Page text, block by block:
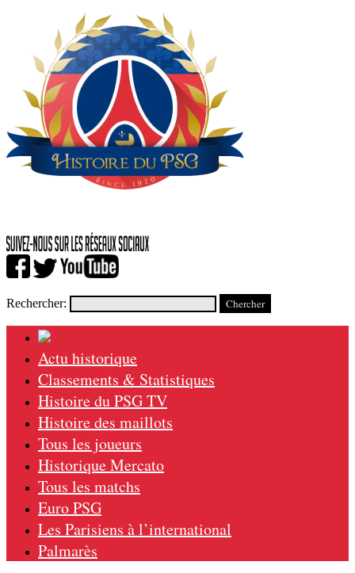
Rechercher:
Actu historique
Classements & Statistiques
Histoire du PSG TV
Histoire des maillots
Tous les joueurs
Historique Mercato
Tous les matchs
Euro PSG
Les Parisiens à l’international
Palmarès